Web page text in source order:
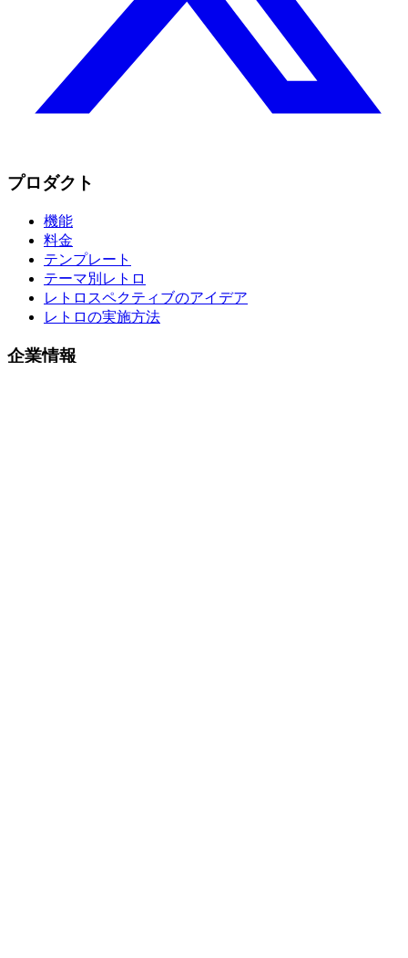
プロダクト
機能
料金
テンプレート
テーマ別レトロ
レトロスペクティブのアイデア
レトロの実施方法
企業情報